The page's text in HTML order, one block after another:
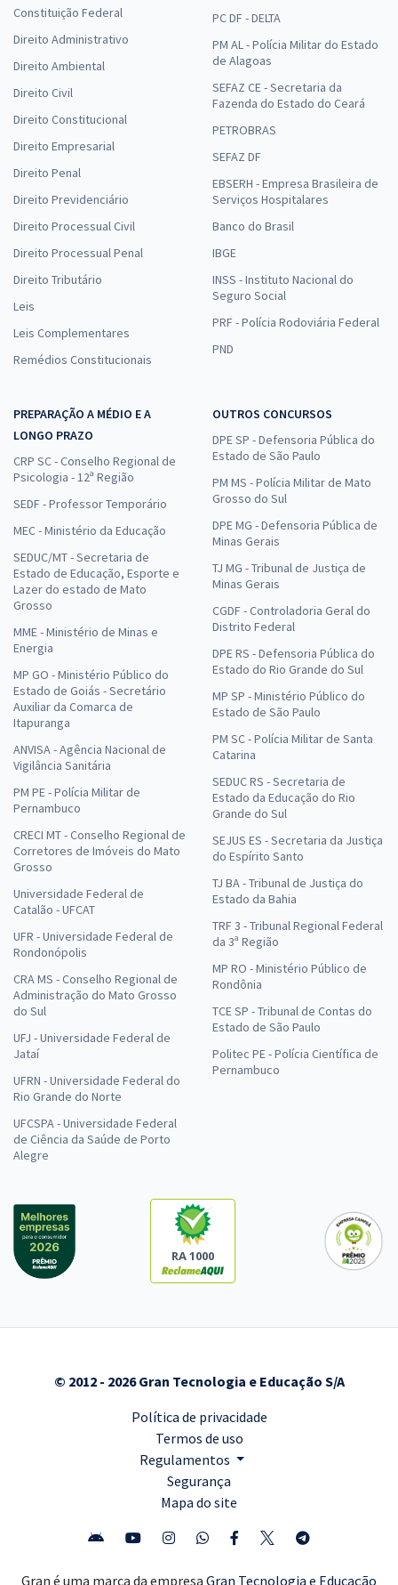
Constituição Federal
Direito Administrativo
Direito Ambiental
Direito Civil
Direito Constitucional
Direito Empresarial
Direito Penal
Direito Previdenciário
Direito Processual Civil
Direito Processual Penal
Direito Tributário
Leis
Leis Complementares
Remédios Constitucionais
PC DF - DELTA
PM AL - Polícia Militar do Estado
de Alagoas
SEFAZ CE - Secretaria da
Fazenda do Estado do Ceará
PETROBRAS
SEFAZ DF
EBSERH - Empresa Brasileira de
Serviços Hospitalares
Banco do Brasil
IBGE
INSS - Instituto Nacional do
Seguro Social
PRF - Polícia Rodoviária Federal
PND
PREPARAÇÃO A MÉDIO E A
LONGO PRAZO
CRP SC - Conselho Regional de
Psicologia - 12ª Região
SEDF - Professor Temporário
MEC - Ministério da Educação
SEDUC/MT - Secretaria de
Estado de Educação, Esporte e
Lazer do estado de Mato
Grosso
MME - Ministério de Minas e
Energia
MP GO - Ministério Público do
Estado de Goiás - Secretário
Auxiliar da Comarca de
Itapuranga
ANVISA - Agência Nacional de
Vigilância Sanitária
PM PE - Polícia Militar de
Pernambuco
CRECI MT - Conselho Regional de
Corretores de Imóveis do Mato
Grosso
Universidade Federal de
Catalão - UFCAT
UFR - Universidade Federal de
Rondonópolis
CRA MS - Conselho Regional de
Administração do Mato Grosso
do Sul
UFJ - Universidade Federal de
Jataí
UFRN - Universidade Federal do
Rio Grande do Norte
UFCSPA - Universidade Federal
de Ciência da Saúde de Porto
Alegre
OUTROS CONCURSOS
DPE SP - Defensoria Pública do
Estado de São Paulo
PM MS - Polícia Militar de Mato
Grosso do Sul
DPE MG - Defensoria Pública de
Minas Gerais
TJ MG - Tribunal de Justiça de
Minas Gerais
CGDF - Controladoria Geral do
Distrito Federal
DPE RS - Defensoria Pública do
Estado do Rio Grande do Sul
MP SP - Ministério Público do
Estado de São Paulo
PM SC - Polícia Militar de Santa
Catarina
SEDUC RS - Secretaria de
Estado da Educação do Rio
Grande do Sul
SEJUS ES - Secretaria da Justiça
do Espírito Santo
TJ BA - Tribunal de Justiça do
Estado da Bahia
TRF 3 - Tribunal Regional Federal
da 3ª Região
MP RO - Ministério Público de
Rondônia
TCE SP - Tribunal de Contas do
Estado de São Paulo
Politec PE - Polícia Científica de
Pernambuco
RA 1000
© 2012 - 2026 Gran Tecnologia e Educação S/A
Política de privacidade
Termos de uso
Regulamentos
Segurança
Mapa do site
Gran é uma marca da empresa Gran Tecnologia e Educação